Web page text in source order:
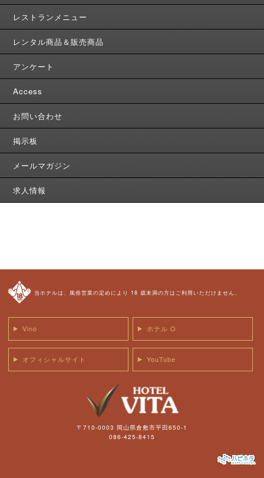
レストランメニュー
レンタル商品＆販売商品
アンケート
Access
お問い合わせ
掲示板
メールマガジン
求人情報
当ホテルは、風俗営業の定めにより 18 歳未満の方はご利用いただけません。
Vino ホテル O
オフィシャルサイト YouTube
〒710-0003 岡山県倉敷市平田650-1
086-425-8415